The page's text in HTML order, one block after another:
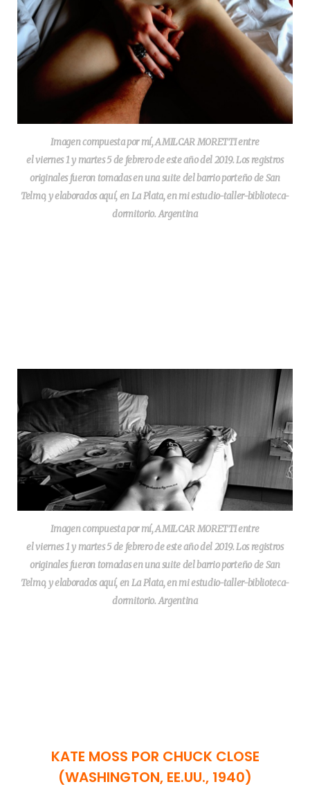
Imagen compuesta por mí, AMILCAR MORETTI entre
el viernes 1 y martes 5 de febrero de este año del 2019. Los registros
originales fueron tomadas en una suite del barrio porteño de San
Telmo, y elaborados aquí, en La Plata, en mi estudio-taller-biblioteca-
dormitorio. Argentina
Imagen compuesta por mí, AMILCAR MORETTI entre
el viernes 1 y martes 5 de febrero de este año del 2019. Los registros
originales fueron tomadas en una suite del barrio porteño de San
Telmo, y elaborados aquí, en La Plata, en mi estudio-taller-biblioteca-
dormitorio. Argentina
KATE MOSS POR CHUCK CLOSE
(WASHINGTON, EE.UU., 1940)